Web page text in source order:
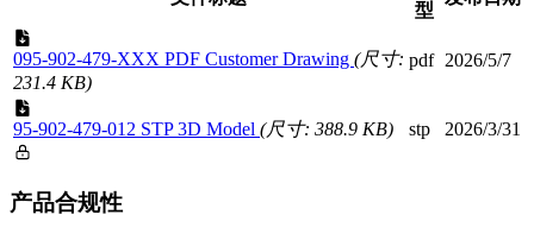
型
095-902-479-XXX PDF Customer Drawing (尺寸:
231.4 KB)
pdf 2026/5/7
95-902-479-012 STP 3D Model (尺寸: 388.9 KB) stp 2026/3/31
产品合规性